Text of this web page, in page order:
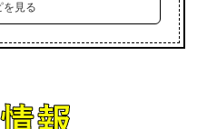
を見る